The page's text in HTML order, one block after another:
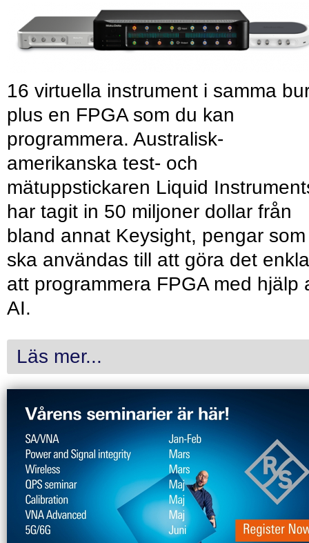
16 virtuella instrument i samma
plus en FPGA som du kan
programmera. Australisk-
amerikanska test- och
mätuppstickaren Liquid
har tagit in 50 miljoner dollar från
bland annat Keysight, pengar som
ska användas till att göra det
att programmera FPGA med hjälp
AI.
Läs mer...